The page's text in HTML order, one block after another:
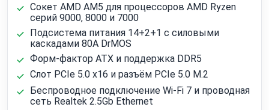
Сокет AMD AM5 для процессоров AMD Ryzen
серий 9000, 8000 и 7000
Подсистема питания 14+2+1 с силовыми
каскадами 80A DrMOS
Форм-фактор ATX и поддержка DDR5
Слот PCIe 5.0 x16 и разъём PCIe 5.0 M.2
Беспроводное подключение Wi‑Fi 7 и проводная
сеть Realtek 2.5Gb Ethernet